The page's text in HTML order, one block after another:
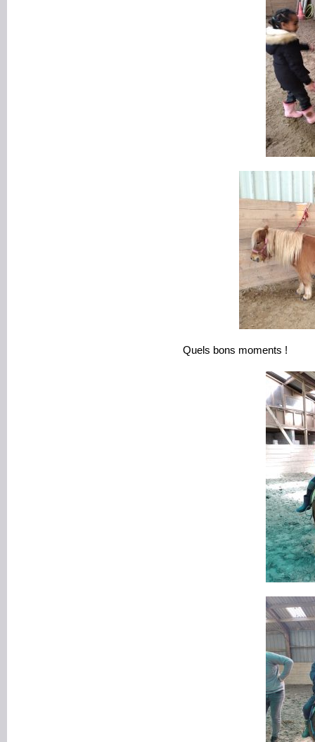
Quels bons moments !